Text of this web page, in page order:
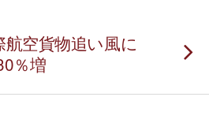
航空貨物追い風に
％増